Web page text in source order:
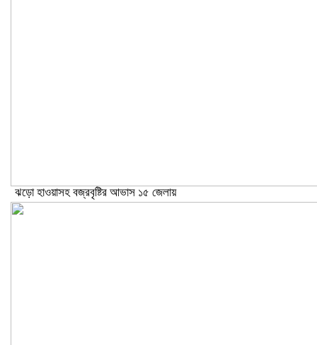
ঝড়ো হাওয়াসহ বজ্রবৃষ্টির আভাস ১৫ জেলায়